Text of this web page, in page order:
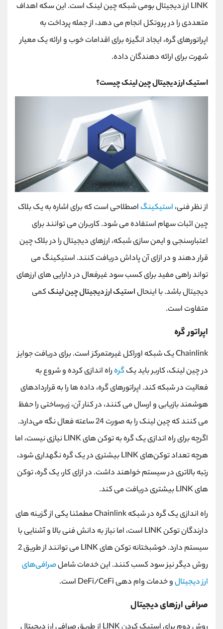
LINK ارز دیجیتال بومی شبکه چین لینک است. این سکه اهداف
متعددی را در پروتکل انجام می دهد، از جمله پرداخت به
اپراتورهای گره، ایجاد انگیزه برای اقدامات خوب و ارائه یک معیار
شهرت برای ارائه دهندگان داده.
استیک ارز دیجیتال چین لینک چیست؟
از نظر فنی، استیکینگ اصطلاحی است که برای اشاره به یک بلاک
چین اثبات سهام استفاده می شود. کاربران می توانند برای
اعتبارسنجی و ایمن سازی شبکه، ارزهای دیجیتال را در بلاک چین
قرار دهند و در ازای آن پاداش دریافت کنند. استیکینگ می
تواند راهی مفید برای کسب سود غیرفعال در دارایی های ارزهای
دیجیتال باشد. با اینحالاستیک ارز دیجیتال چین لینککمی
متفاوت است.
اپراتور گره
Chainlink یک شبکه اوراکل غیرمتمرکز است. برای دریافت جوایز
در چین لینک، کاربر باید یکگرهراه ‌اندازی کرده و شروع به
فعالیت در شبکه کند. اپراتورهای گره، داده‌ ها را به قراردادهای
هوشمند بازیابی و ارسال می ‌کنند، در کنار آن، زیرساختی را حفظ
می ‌کنند که چین لینک را به صورت 24 ساعته فعال نگه می‌دارد.
اگرچه برای راه ‌اندازی یک گره به توکن‌ های LINK نیازی نیست، اما
هرچه تعداد توکن‌های LINK بیشتری در یک گره نگهداری شود،
رتبه بالاتری در سیستم خواهند داشت. در ازای کار، یک گره، توکن
های LINK بیشتری دریافت می کند.
راه اندازی یک گره در شبکه Chainlink مطمئنا یکی از گزینه های
دارندگان توکن LINK است، اما نیاز به دانش فنی بالا و آشنایی با
سیستم دارد. خوشبختانه توکن های LINK می توانند از طریق 2
روش دیگر نیز سود کسب کنند. این خدمات شاملصرافی‌های
ارز دیجیتالو خدمات وام دهی DeFi/CeFi است.
صرافی ارزهای دیجیتال